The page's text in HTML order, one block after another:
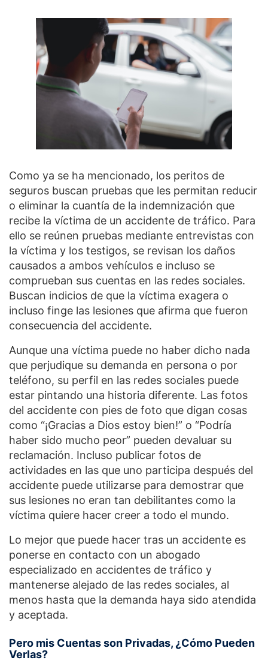
Como ya se ha mencionado, los peritos de
seguros buscan pruebas que les permitan reducir
o eliminar la cuantía de la indemnización que
recibe la víctima de un accidente de tráfico. Para
ello se reúnen pruebas mediante entrevistas con
la víctima y los testigos, se revisan los daños
causados a ambos vehículos e incluso se
comprueban sus cuentas en las redes sociales.
Buscan indicios de que la víctima exagera o
incluso finge las lesiones que afirma que fueron
consecuencia del accidente.
Aunque una víctima puede no haber dicho nada
que perjudique su demanda en persona o por
teléfono, su perfil en las redes sociales puede
estar pintando una historia diferente. Las fotos
del accidente con pies de foto que digan cosas
como “¡Gracias a Dios estoy bien!” o “Podría
haber sido mucho peor” pueden devaluar su
reclamación. Incluso publicar fotos de
actividades en las que uno participa después del
accidente puede utilizarse para demostrar que
sus lesiones no eran tan debilitantes como la
víctima quiere hacer creer a todo el mundo.
Lo mejor que puede hacer tras un accidente es
ponerse en contacto con un abogado
especializado en accidentes de tráfico y
mantenerse alejado de las redes sociales, al
menos hasta que la demanda haya sido atendida
y aceptada.
Pero mis Cuentas son Privadas, ¿Cómo Pueden
Verlas?